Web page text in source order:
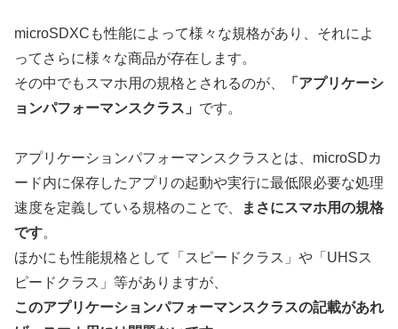
microSDXCも性能によって様々な規格があり、それによ
ってさらに様々な商品が存在します。
その中でもスマホ用の規格とされるのが、
「アプリケーシ
ョンパフォーマンスクラス」 です。
アプリケーションパフォーマンスクラスとは、microSDカ
ード内に保存したアプリの起動や実行に最低限必要な処理
速度を定義している規格のことで、
まさにスマホ用の規格
です。
ほかにも性能規格として「スピードクラス」や「UHSス
ピードクラス」等がありますが、
このアプリケーションパフォーマンスクラスの記載があれ